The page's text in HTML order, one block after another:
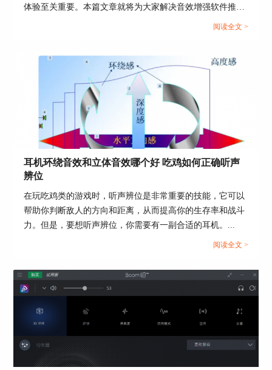
体验至关重要。本篇文章就将为大家解决音效增强软件推
荐，音效增强软件哪个好这两个问题，希望对大家能有所帮
阅读全文 >
耳机环绕音效和立体音效哪个好 吃鸡如何正确听声
辨位
在玩吃鸡类的游戏时，听声辨位是非常重要的技能，它可以
帮助你判断敌人的方向和距离，从而提高你的生存率和战斗
力。但是，要想听声辨位，你需要有一副合适的耳机。...
阅读全文 >